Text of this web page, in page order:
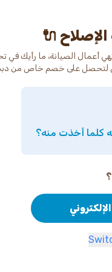
🔌
أعمال الصيانة، ما رأيك في
لتحصل على خصم خاص من
كلما أخذت منه؟